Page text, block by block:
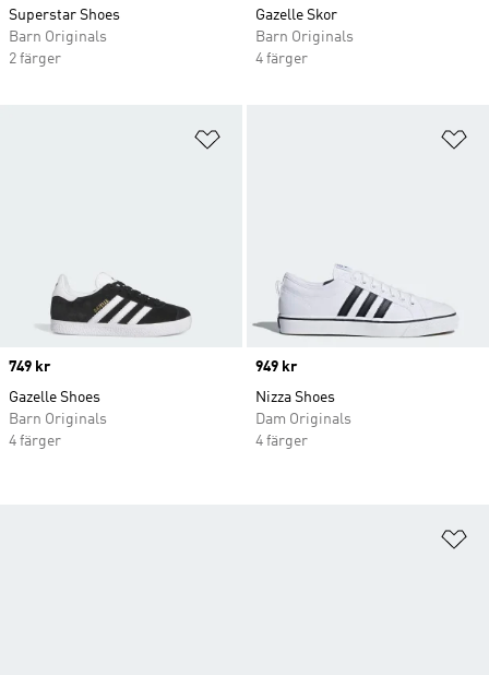
Superstar Shoes
Barn Originals
2 färger
Gazelle Skor
Barn Originals
4 färger
Price
749 kr
Gazelle Shoes
Barn Originals
4 färger
Price
949 kr
Nizza Shoes
Dam Originals
4 färger